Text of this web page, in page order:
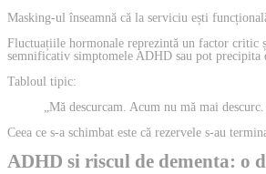
Masking-ul înseamnă că la serviciu ești
Fluctuațiile hormonale reprezintă un factor critic
semnificativ simptomele ADHD sau pot precipita
Tabloul tipic:
„Mă descurcam. Acum nu mă mai
Ceea ce s-a schimbat este că rezervele s-au
ADHD si riscul de dementa: o